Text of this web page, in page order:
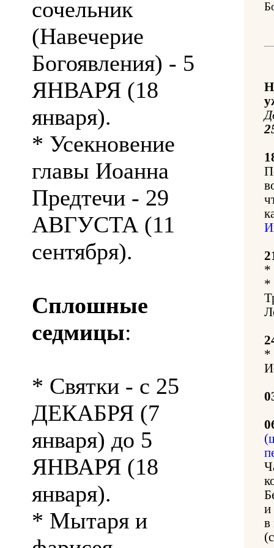
сочельник
(Навечерие
Богоявления) - 5
ЯНВАРЯ (18
января).
* Усекновение
главы Иоанна
Предтечи - 29
АВГУСТА (11
сентября).
Сплошные
седмицы:
* Святки - с 25
ДЕКАБРЯ (7
января) до 5
ЯНВАРЯ (18
января).
* Мытаря и
*
*
*
и
в